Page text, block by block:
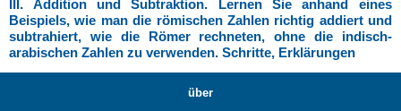
III. Addition und Subtraktion. Lernen Sie anhand eines
Beispiels, wie man die römischen Zahlen richtig addiert und
subtrahiert, wie die Römer rechneten, ohne die indisch-
arabischen Zahlen zu verwenden. Schritte, Erklärungen
über